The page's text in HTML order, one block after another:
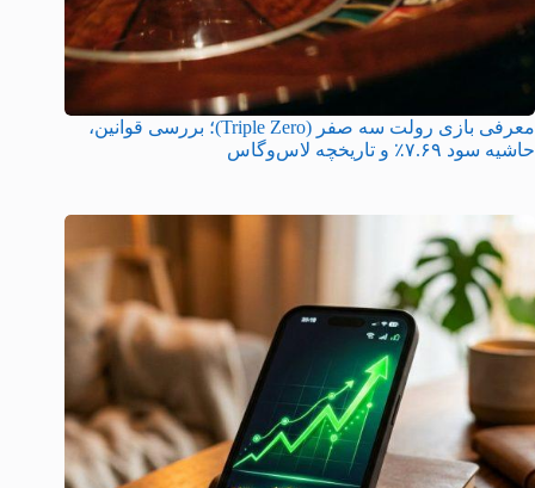
معرفی بازی رولت سه صفر (Triple Zero)؛ بررسی قوانین،
حاشیه سود ۷.۶۹٪ و تاریخچه لاس‌وگاس